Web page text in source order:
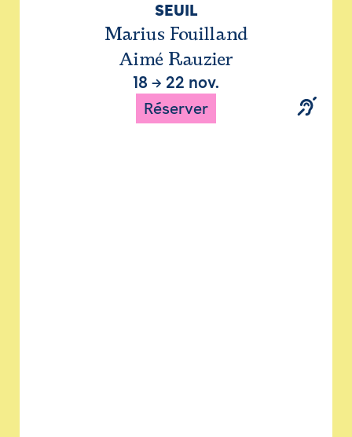
SEUIL
Marius Fouilland
Aimé Rauzier
18 → 22 nov.
Réserver